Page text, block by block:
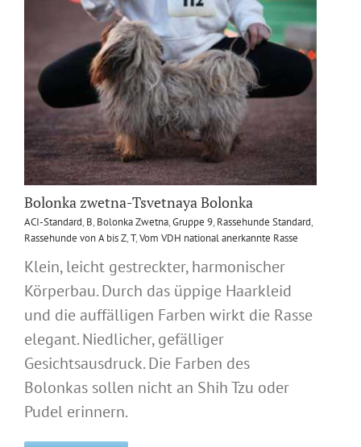
Bolonka zwetna-Tsvetnaya Bolonka
ACI-Standard, B, Bolonka Zwetna,Gruppe 9, Rassehunde Standard,
Rassehunde von A bis Z,T,Vom VDH national anerkannte Rasse
Klein, leicht gestreckter, harmonischer
Körperbau. Durch das üppige Haarkleid
und die auffälligen Farben wirkt die Rasse
elegant. Niedlicher, gefälliger
Gesichtsausdruck. Die Farben des
Bolonkas sollen nicht an Shih Tzu oder
Pudel erinnern.